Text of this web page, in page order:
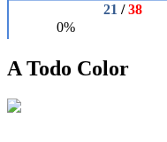
A Todo Color